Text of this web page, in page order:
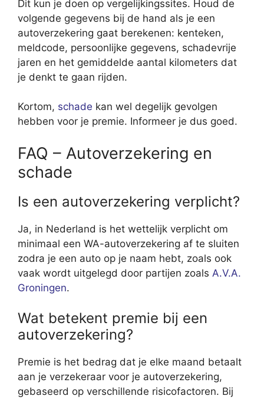
Dit kun je doen op vergelijkingssites. Houd de
volgende gegevens bij de hand als je een
autoverzekering gaat berekenen: kenteken,
meldcode, persoonlijke gegevens, schadevrije
jaren en het gemiddelde aantal kilometers dat
je denkt te gaan rijden.
Kortom, schade kan wel degelijk gevolgen
hebben voor je premie. Informeer je dus goed.
FAQ – Autoverzekering en
schade
Is een autoverzekering verplicht?
Ja, in Nederland is het wettelijk verplicht om
minimaal een WA-autoverzekering af te sluiten
zodra je een auto op je naam hebt, zoals ook
vaak wordt uitgelegd door partijen zoals A.V.A.
Groningen.
Wat betekent premie bij een
autoverzekering?
Premie is het bedrag dat je elke maand betaalt
aan je verzekeraar voor je autoverzekering,
gebaseerd op verschillende risicofactoren. Bij